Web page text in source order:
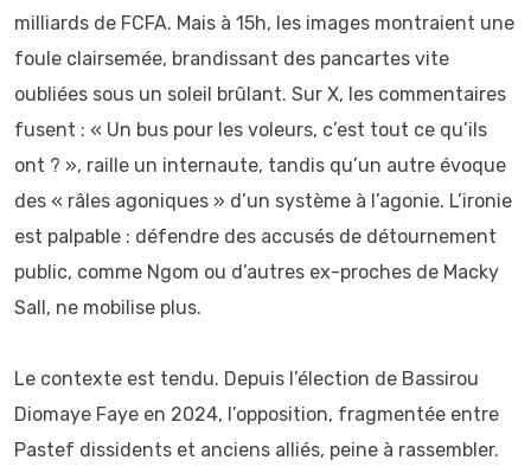
milliards de FCFA. Mais à 15h, les images montraient une
foule clairsemée, brandissant des pancartes vite
oubliées sous un soleil brûlant. Sur X, les commentaires
fusent : « Un bus pour les voleurs, c’est tout ce qu’ils
ont ? », raille un internaute, tandis qu’un autre évoque
des « râles agoniques » d’un système à l’agonie. L’ironie
est palpable : défendre des accusés de détournement
public, comme Ngom ou d’autres ex-proches de Macky
Sall, ne mobilise plus.
Le contexte est tendu. Depuis l’élection de Bassirou
Diomaye Faye en 2024, l’opposition, fragmentée entre
Pastef dissidents et anciens alliés, peine à rassembler.